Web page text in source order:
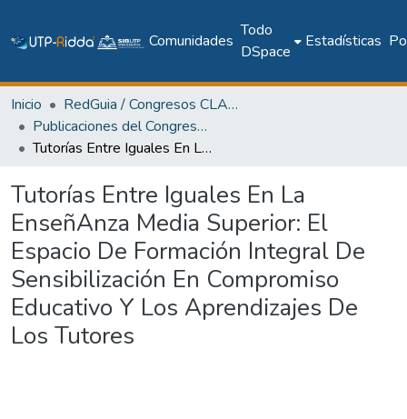
Comunidades
Todo
DSpace
Estadísticas
Inicio
RedGuia / Congresos CLABES
Publicaciones del Congreso Internacional CLABES
Tutorías Entre Iguales En La EnseñAnza Media Superior: El Espacio De Formación Integral De Sensibilización En Compromiso Educativo Y Los Aprendizajes De Los Tutores
Tutorías Entre Iguales En La
EnseñAnza Media Superior: El
Espacio De Formación Integral De
Sensibilización En Compromiso
Educativo Y Los Aprendizajes De
Los Tutores